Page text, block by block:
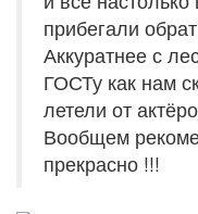
прибегали
Аккуратнее с
ГОСТу как нам
летели от
Вообщем
прекрасно !!!